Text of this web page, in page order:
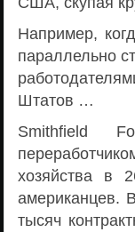
Например,
параллельно
Штатов …
Smithfield
хозяйства в
американцев.
тысяч